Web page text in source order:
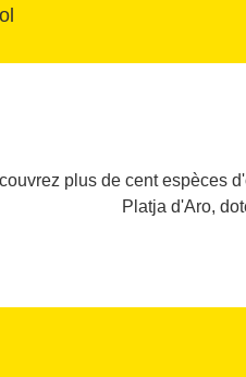
plus de cent espèces
Platja d'Aro,